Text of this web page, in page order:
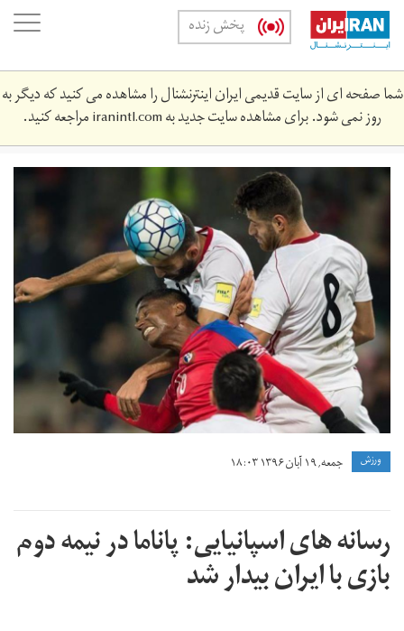
Skip
main
content
پخش زنده
شما صفحه ای از سایت قدیمی ایران اینترنشنال را مشاهده می کنید که دیگر به
روز نمی شود. برای مشاهده سایت جدید بهiranintl.comمراجعه کنید.
ct-
hoy-
iran-
upends-
panama-
in-
world-
cup-
preparation-
match-
20171109.jpg
ورزش جمعه, ۱۹ آبان ۱۳۹۶ ۱۸:۰۳
رسانه های اسپانیایی: پاناما در نیمه دوم
بازی با ایران بیدار شد